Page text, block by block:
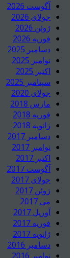
آگوست 2026
جولای 2026
ژوئن 2026
فوریه 2026
دسامبر 2025
نوامبر 2025
اکتبر 2025
سپتامبر 2025
جولای 2020
مارس 2018
فوریه 2018
ژانویه 2018
دسامبر 2017
نوامبر 2017
اکتبر 2017
آگوست 2017
جولای 2017
ژوئن 2017
می 2017
آوریل 2017
فوریه 2017
ژانویه 2017
دسامبر 2016
نوامبر 2016